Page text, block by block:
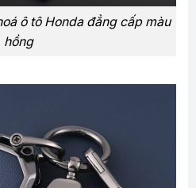
ô tô Honda đẳng cấp màu
hồng